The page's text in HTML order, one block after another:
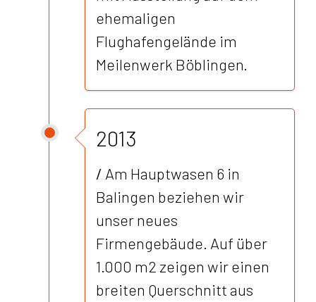
ehemaligen
Flughafengelände im
Meilenwerk Böblingen.
2013
/ Am Hauptwasen 6 in
Balingen beziehen wir
unser neues
Firmengebäude. Auf über
1.000 m2 zeigen wir einen
breiten Querschnitt aus